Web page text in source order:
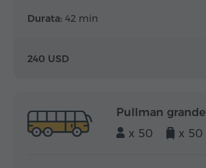
Durata: 42 min
240 USD
Pullman grande
x 50
x 50